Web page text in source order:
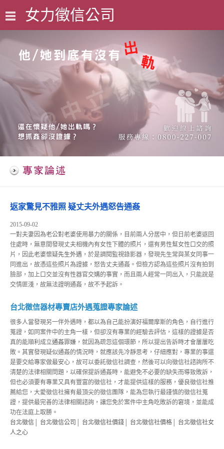
女力徵信公司
0800-227-007
返家驚見不雅照 疑丈夫外遇怒告通姦
2015-09-02
一對夫妻因為老公對老婆使用暴力的關係，目前兩人分居中，但日前老婆返回
住處時，無意間發現丈夫相機內有女性下體的照片，還有男性幫女性口交的照
片，因此老婆懷疑先生外遇 ，於是調閱監視錄影器，發現先生常與某女同事一
同進出，故憑這些照片為證據，怒告丈夫通姦。但檢方認為這些照片沒有拍到
臉部，加上口交並沒有性器官交媾的事實，而且兩人經常一同出入，只能說是
交情匪淺，故無法證明通姦，故不予起訴。
台北徵信器材專賣店外遇蒐證專家論述
很多人當發現另一伴外遇時，都以為自己能扮演好福爾摩斯的角色，自行進行
蒐證，如同案件中的主角一樣，但卻沒有專業的經驗去評估，這樣的證據是否
真的能順利成立通姦罪嫌，就因為疏忽這個環節，所以提出告訴時才會屢屢吃
敗。其實發現疑似通姦的情況時，就應該先冷靜思考，仔細應對，專業的事還
是要交給專家做最安心，故可以委託徵信社調查，然後可以向徵信社諮詢所不
清楚的法律相關問題，以確保提訴通姦時，能避免不必要的缺失而導致敗訴，
但也必須要有專業又具有豐富的徵信社，才能提供這樣的服務，優良徵信社推
薦給您，大愛徵信社擁有最頂尖的徵信團隊，能為您執行最謹慎的徵信社蒐
證，提供最完善的法律相關諮詢，讓您免於案件中主角吃敗訴的窘境，並能成
功在法庭上取勝。
台北徵信
台北徵信公司 台北徵信社價錢 台北徵信社價格
台北徵信社女
人之心